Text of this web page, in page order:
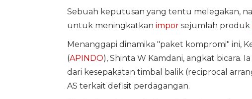
Sebuah keputusan yang tentu melegakan,
untuk meningkatkan imporsejumlah produk
Menanggapi dinamika "paket kompromi" ini,
(APINDO), Shinta W Kamdani, angkat bicara.
dari kesepakatan timbal balik (reciprocal
AS terkait defisit perdagangan.